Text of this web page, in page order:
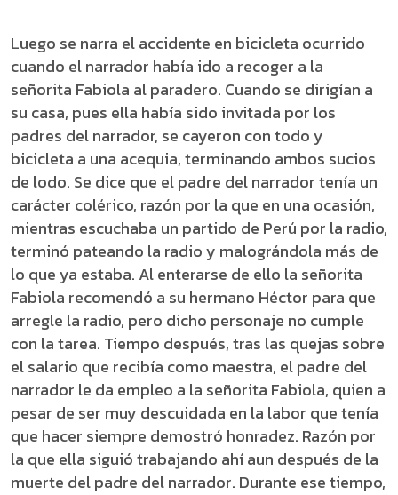
Luego se narra el accidente en bicicleta ocurrido
cuando el narrador había ido a recoger a la
señorita Fabiola al paradero. Cuando se dirigían a
su casa, pues ella había sido invitada por los
padres del narrador, se cayeron con todo y
bicicleta a una acequia, terminando ambos sucios
de lodo. Se dice que el padre del narrador tenía un
carácter colérico, razón por la que en una ocasión,
mientras escuchaba un partido de Perú por la radio,
terminó pateando la radio y malográndola más de
lo que ya estaba. Al enterarse de ello la señorita
Fabiola recomendó a su hermano Héctor para que
arregle la radio, pero dicho personaje no cumple
con la tarea. Tiempo después, tras las quejas sobre
el salario que recibía como maestra, el padre del
narrador le da empleo a la señorita Fabiola, quien a
pesar de ser muy descuidada en la labor que tenía
que hacer siempre demostró honradez. Razón por
la que ella siguió trabajando ahí aun después de la
muerte del padre del narrador. Durante ese tiempo,